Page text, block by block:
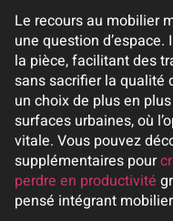
Le recours au mobilier
une question
la pièce, facilitant des
sans sacrifier la qualité
un choix de plus en
surfaces urbaines, où
vitale. Vous pouvez
supplémentaires pour
perdre en productivité
pensé intégrant